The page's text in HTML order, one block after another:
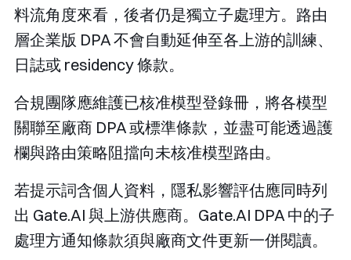
料流角度來看，後者仍是獨立子處理方。路由
層企業版 DPA 不會自動延伸至各上游的訓練、
日誌或 residency 條款。
合規團隊應維護已核准模型登錄冊，將各模型
關聯至廠商 DPA 或標準條款，並盡可能透過護
欄與路由策略阻擋向未核准模型路由。
若提示詞含個人資料，隱私影響評估應同時列
出 Gate.AI 與上游供應商。Gate.AI DPA 中的子
處理方通知條款須與廠商文件更新一併閱讀。